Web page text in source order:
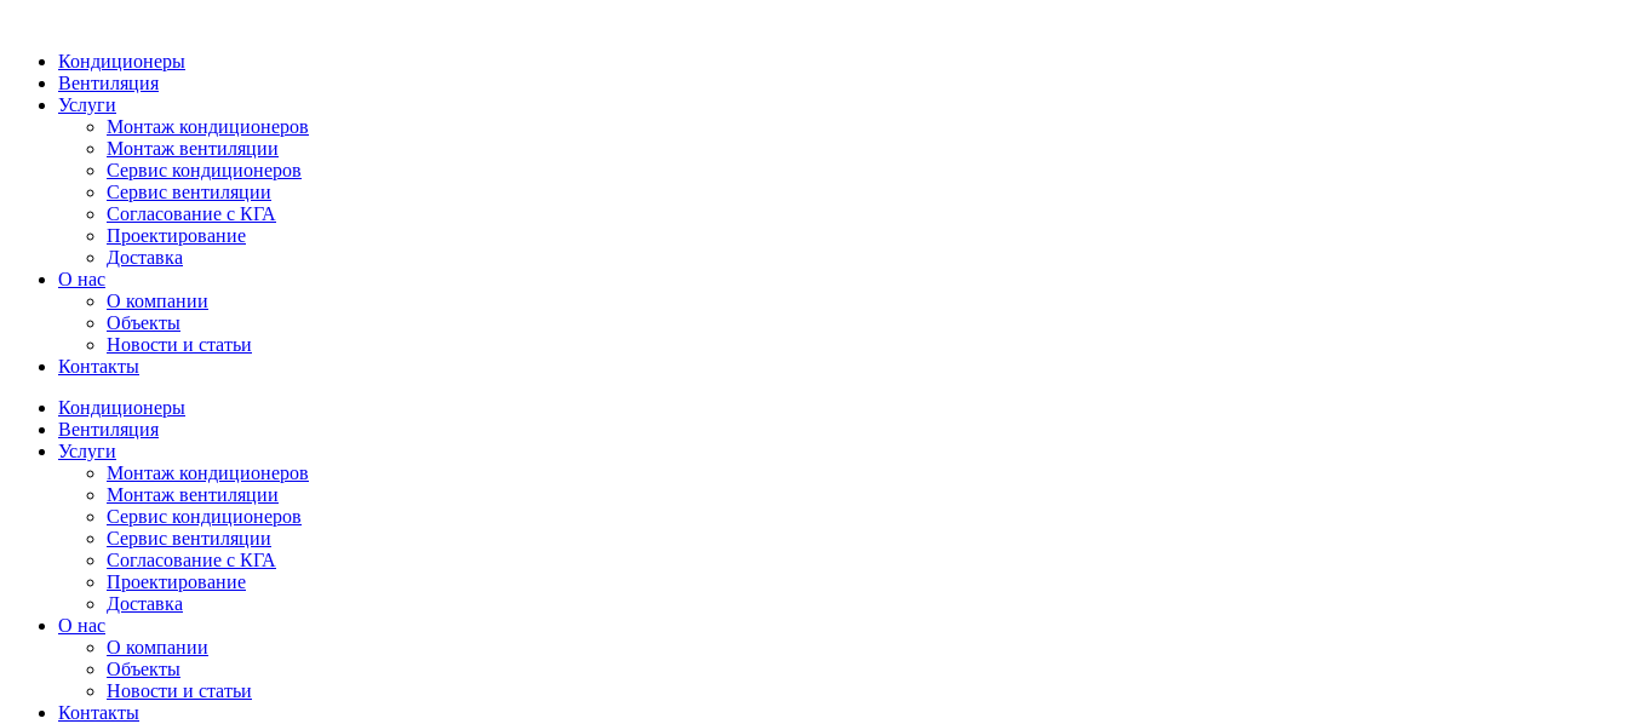
Кондиционеры
Вентиляция
Услуги
Монтаж кондиционеров
Монтаж вентиляции
Сервис кондиционеров
Сервис вентиляции
Согласование с КГА
Проектирование
Доставка
О нас
О компании
Объекты
Новости и статьи
Контакты
Кондиционеры
Вентиляция
Услуги
Монтаж кондиционеров
Монтаж вентиляции
Сервис кондиционеров
Сервис вентиляции
Согласование с КГА
Проектирование
Доставка
О нас
О компании
Объекты
Новости и статьи
Контакты